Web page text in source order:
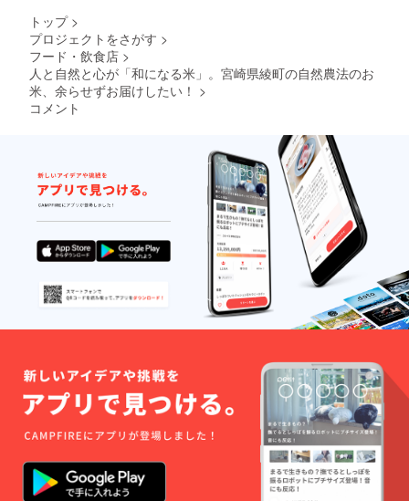
います
が、お
もので
すの
で、ご
安心く
ださ
い。
トップ >
プロジェクトをさがす >
フード・飲食店 >
人と自然と心が「和になる米」。宮崎県綾町の自然農法のお
米、余らせずお届けしたい！ >
コメント